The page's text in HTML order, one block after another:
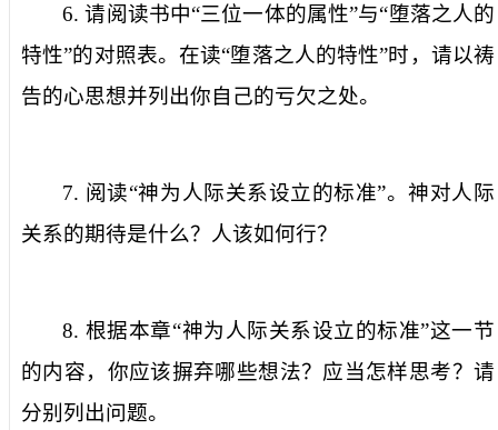
6.请阅读书中“三位一体的属性”与“堕落之人的
特性”的对照表。在读“堕落之人的特性”时，请以祷
告的心思想并列出你自己的亏欠之处。
7. 阅读“神为人际关系设立的标准”。神对人际
关系的期待是什么？人该如何行？
8. 根据本章“神为人际关系设立的标准”这一节
的内容，你应该摒弃哪些想法？应当怎样思考？请
分别列出问题。